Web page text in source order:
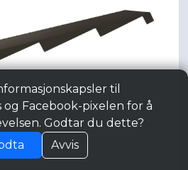
til
og Facebook-pixelen for å
Godtar du dette?
Avvis